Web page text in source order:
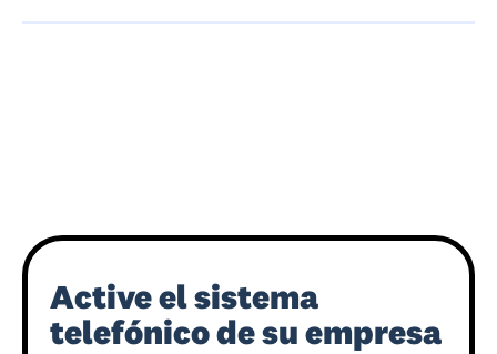
Active el sistema
telefónico de su empresa